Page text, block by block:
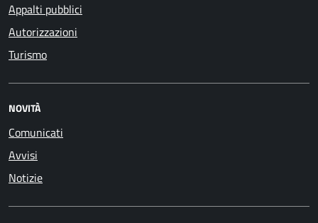
Appalti pubblici
Autorizzazioni
Turismo
NOVITÀ
Comunicati
Avvisi
Notizie